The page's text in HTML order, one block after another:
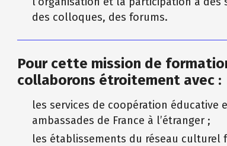
des colloques, des forums.
Pour cette mission de
collaborons étroitement avec :
les services de coopération éducative
ambassades de France à l’étranger ;
les établissements du réseau culturel